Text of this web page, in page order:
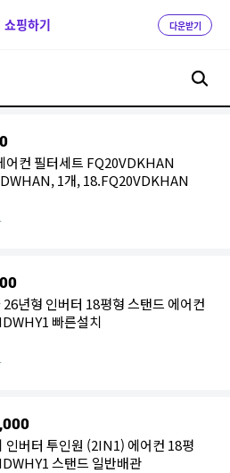
핑하기 다운받기
어컨 필터세트 FQ20VDKHAN
1개, 18.FQ20VDKHAN
26년형 인버터 18평형 스탠드 에어컨
FQ18HDWHY1 빠른설치
인버터 투인원 (2IN1) 에어컨 18평
스탠드 일반배관